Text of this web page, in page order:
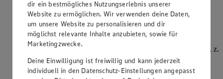
App Preis von 0.99€
1.11 -51%
Rabattierter Preis von 1.11€ (Insgesamt -51%
Rabatt)
Frischkäsezubereitung, versch. Sorten und Fettstufen, z.
B.: Original 195g, Becher, (1kg = 5,69)
dir ein bestmögliches Nutzungserlebnis unserer
Website zu ermöglichen. Wir verwenden deine Daten,
um unsere Website zu personalisieren und dir
möglichst relevante Inhalte anzubieten, sowie für
Marketingzwecke.
Deine Einwilligung ist freiwillig und kann jederzeit
individuell in den Datenschutz-Einstellungen angepasst